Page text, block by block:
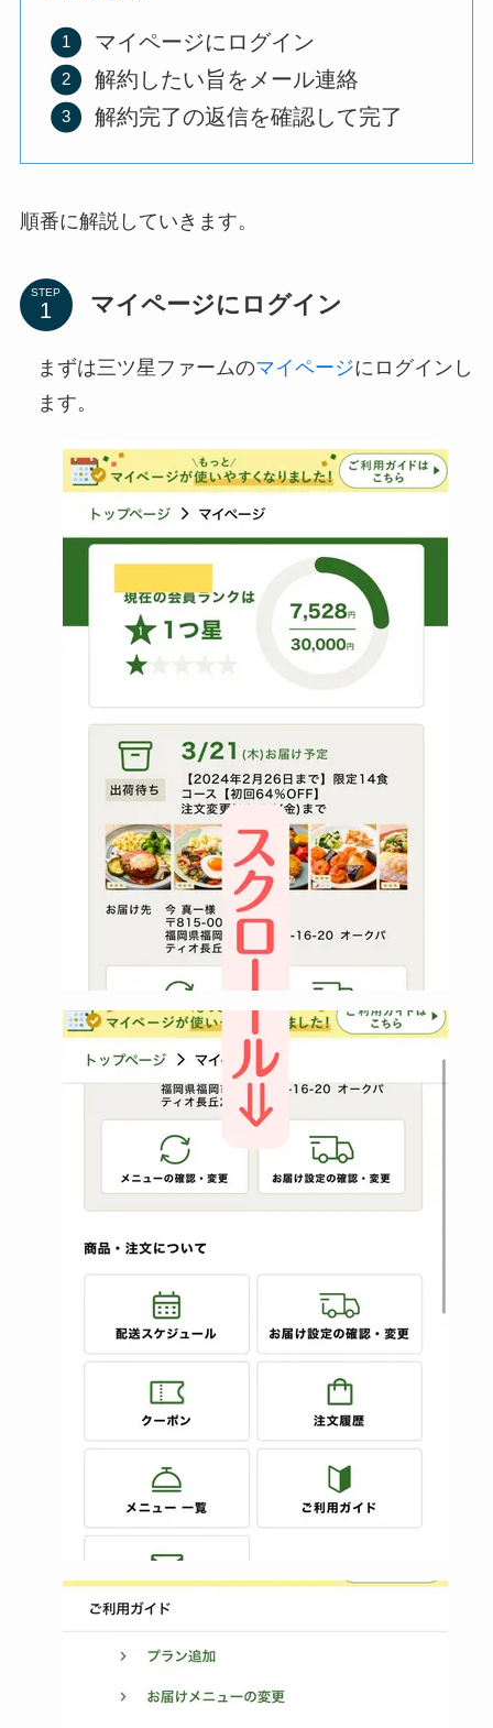
マイページにログイン
解約したい旨をメール連絡
解約完了の返信を確認して完了
順番に解説していきます。
STEP マイページにログイン
まずは三ツ星ファームのマイページにログインし
ます。